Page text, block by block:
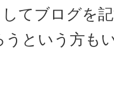
てブログを
うという方も